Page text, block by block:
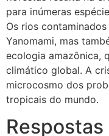
para inúmeras
Os rios
Yanomami, mas
ecologia amazônica,
climático global. A
microcosmo dos
tropicais do mundo.